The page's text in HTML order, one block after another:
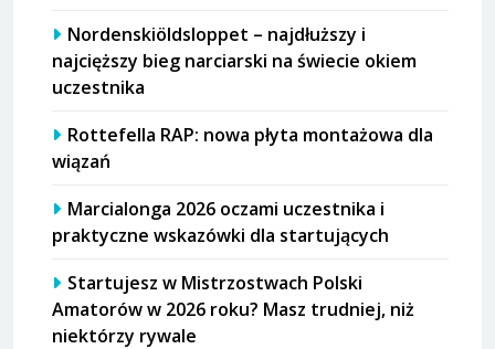
Nordenskiöldsloppet – najdłuższy i
najcięższy bieg narciarski na świecie okiem
uczestnika
Rottefella RAP: nowa płyta montażowa dla
wiązań
Marcialonga 2026 oczami uczestnika i
praktyczne wskazówki dla startujących
Startujesz w Mistrzostwach Polski
Amatorów w 2026 roku? Masz trudniej, niż
niektórzy rywale